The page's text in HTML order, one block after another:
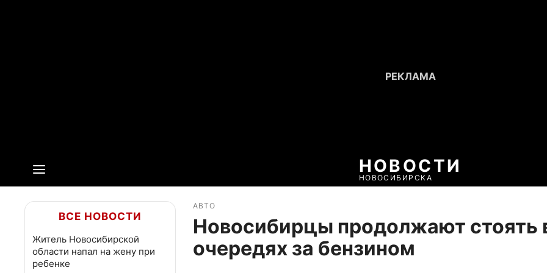
НОВОСТИ
НОВОСИБИРСКА
ВСЕ НОВОСТИ
Житель Новосибирской
области напал на жену при
ребенке
АВТО
Новосибирцы продолжают стоять
очередях за бензином